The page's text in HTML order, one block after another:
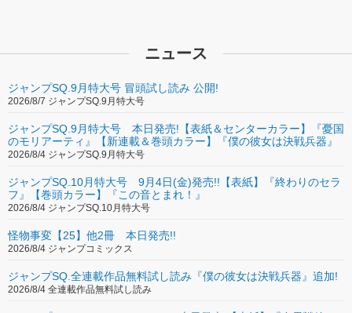
ニュース
ジャンプSQ.9月特大号 冒頭試し読み 公開!
2026/8/7 ジャンプSQ.9月特大号
ジャンプSQ.9月特大号 本日発売!【表紙＆センターカラー】『憂国
のモリアーティ』【新連載＆巻頭カラー】『僕の彼女は決戦兵器』
2026/8/4 ジャンプSQ.9月特大号
ジャンプSQ.10月特大号 9月4日(金)発売!!【表紙】『終わりのセラ
フ』【巻頭カラー】『この音とまれ！』
2026/8/4 ジャンプSQ.10月特大号
怪物事変【25】他2冊 本日発売!!
2026/8/4 ジャンプコミックス
ジャンプSQ.全連載作品無料試し読み『僕の彼女は決戦兵器』追加!
2026/8/4 全連載作品無料試し読み